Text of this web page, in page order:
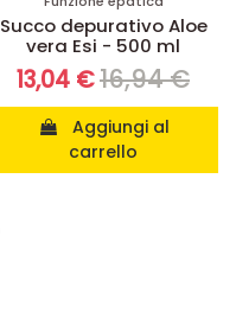
Succo depurativo Aloe
vera Esi - 500 ml
13,04 €16,94 €
carrello